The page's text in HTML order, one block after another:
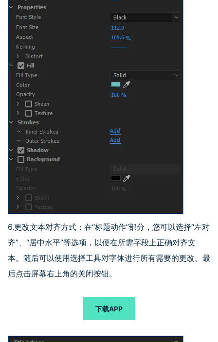
6.更改文本对齐方式：在“标题动作”部分，您可以选择“左对
齐”、 “居中水平”等选项，以便在所需字段上正确对齐文
本。随后可以使用选择工具对字体进行所有需要的更改。最
后点击屏幕右上角的关闭按钮。
下载APP